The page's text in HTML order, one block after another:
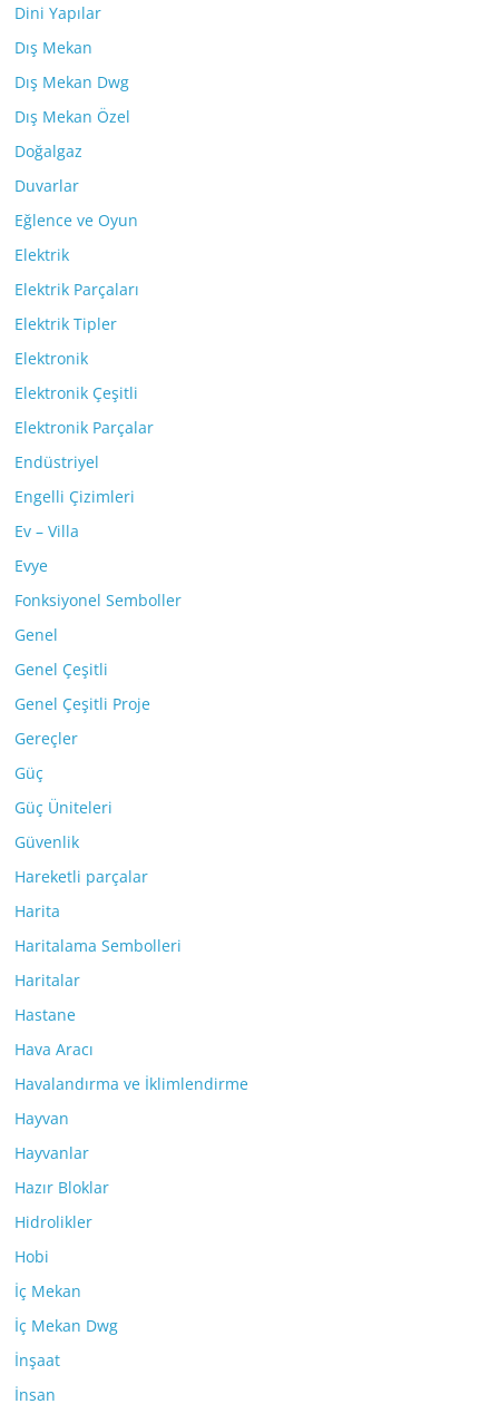
Dini Yapılar
Dış Mekan
Dış Mekan Dwg
Dış Mekan Özel
Doğalgaz
Duvarlar
Eğlence ve Oyun
Elektrik
Elektrik Parçaları
Elektrik Tipler
Elektronik
Elektronik Çeşitli
Elektronik Parçalar
Endüstriyel
Engelli Çizimleri
Ev – Villa
Evye
Fonksiyonel Semboller
Genel
Genel Çeşitli
Genel Çeşitli Proje
Gereçler
Güç
Güç Üniteleri
Güvenlik
Hareketli parçalar
Harita
Haritalama Sembolleri
Haritalar
Hastane
Hava Aracı
Havalandırma ve İklimlendirme
Hayvan
Hayvanlar
Hazır Bloklar
Hidrolikler
Hobi
İç Mekan
İç Mekan Dwg
İnşaat
İnsan